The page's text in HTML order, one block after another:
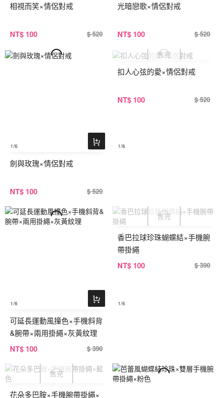
相視而笑×情侶對戒
NT$ 100 $ 520
光暗戀歌×情侶對戒
NT$ 100 $ 520
1/6
劍與玫瑰×情侶對戒
NT$ 100 $ 520
1/6
扣人心弦的愛×情侶對戒
NT$ 100 $ 520
1/6
可延長運動風撞色×手機斜背
&腕帶×兩用掛繩×灰黃紋理
NT$ 100 $ 390
1/6
香巴拉球珍珠蝴蝶結×手機腕
帶掛繩
NT$ 100 $ 390
花朵多巴胺×手機腕帶掛繩×